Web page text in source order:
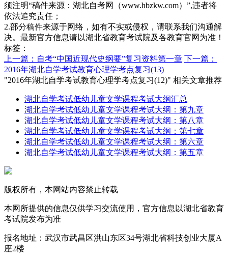
须注明“稿件来源：湖北自考网（www.hbzkw.com）”,违者将
依法追究责任；
2.部分稿件来源于网络，如有不实或侵权，请联系我们沟通解
决。最新官方信息请以湖北省教育考试院及各教育官网为准！
标签：
上一篇：自考“中国近现代史纲要”复习资料第一章 下一篇：
2016年湖北自学考试教育心理学考点复习(13)
"2016年湖北自学考试教育心理学考点复习(12)" 相关文章推荐
湖北自学考试低幼儿童文学课程考试大纲汇总
湖北自学考试低幼儿童文学课程考试大纲：第九章
湖北自学考试低幼儿童文学课程考试大纲：第八章
湖北自学考试低幼儿童文学课程考试大纲：第七章
湖北自学考试低幼儿童文学课程考试大纲：第六章
湖北自学考试低幼儿童文学课程考试大纲：第五章
版权所有，本网站内容禁止转载
本网所提供的信息仅供学习交流使用，官方信息以湖北省教育
考试院发布为准
报名地址：武汉市武昌区洪山东区34号湖北省科技创业大厦A
座2楼